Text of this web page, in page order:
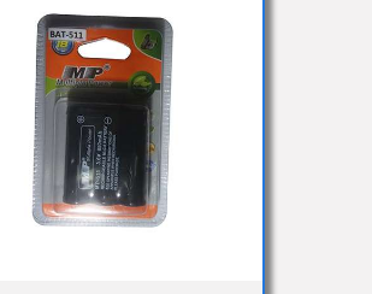
Añadir